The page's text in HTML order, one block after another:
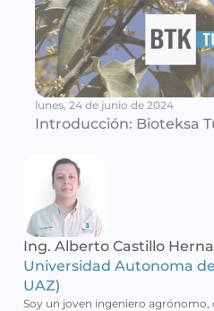
lunes, 24 de junio de 2024
Introducción: Bioteksa
Ing. Alberto Castillo
Universidad Autonoma
UAZ)
Soy un joven ingeniero agrónomo,